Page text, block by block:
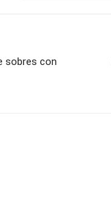
sobres con